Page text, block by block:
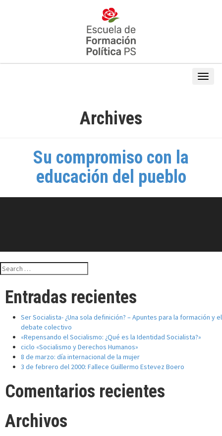
Archives
Su compromiso con la
educación del pueblo
Search
for:
Entradas recientes
Ser Socialista- ¿Una sola definición? – Apuntes para la formación y el
debate colectivo
«Repensando el Socialismo: ¿Qué es la Identidad Socialista?»
ciclo «Socialismo y Derechos Humanos»
8 de marzo: día internacional de la mujer
3 de febrero del 2000: Fallece Guillermo Estevez Boero
Comentarios recientes
Archivos